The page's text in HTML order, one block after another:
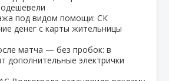
под видом помощи: СК
денег с карты жительницы
матча — без пробок: в
дополнительные электрички